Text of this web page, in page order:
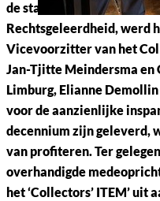
de statige Feestzaal van
Rechtsgeleerdheid, werd
Vicevoorzitter van het
Jan-Tjitte Meindersma en
Limburg, Elianne
voor de aanzienlijke
decennium zijn geleverd,
van profiteren. Ter
overhandigde
het ‘Collectors’ ITEM’ uit